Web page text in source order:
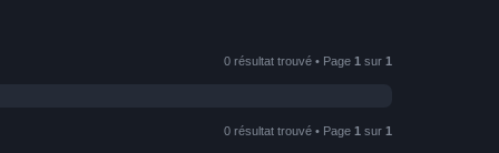
0 résultat trouvé • Page 1 sur 1
0 résultat trouvé • Page 1 sur 1